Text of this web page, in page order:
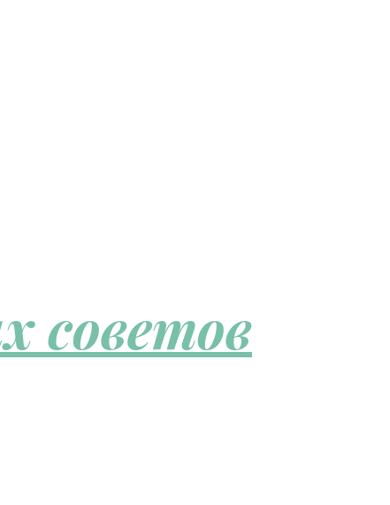
советов